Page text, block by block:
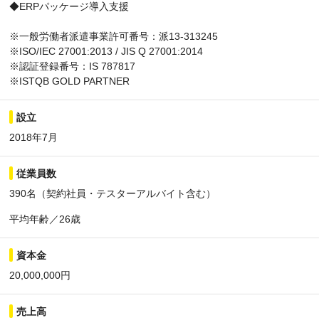
◆ERPパッケージ導入支援
※一般労働者派遣事業許可番号：派13-313245
※ISO/IEC 27001:2013 / JIS Q 27001:2014
※認証登録番号：IS 787817
※ISTQB GOLD PARTNER
設立
2018年7月
従業員数
390名（契約社員・テスターアルバイト含む）
平均年齢／26歳
資本金
20,000,000円
売上高